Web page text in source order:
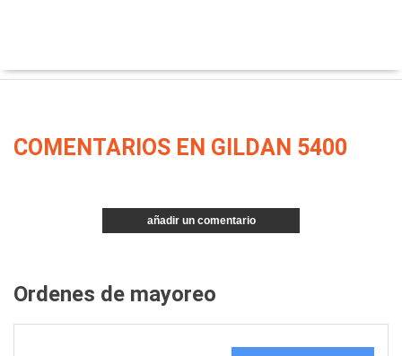
COMENTARIOS EN GILDAN 5400
añadir un comentario
Ordenes de mayoreo